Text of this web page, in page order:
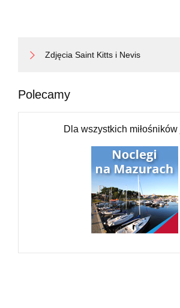
Zdjęcia Saint Kitts i Nevis
Polecamy
Dla wszystkich miłośników